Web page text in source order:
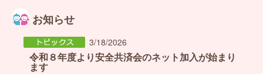
お知らせ
3/18/2026
令和８年度より安全共済会のネット加入が始まり
ます